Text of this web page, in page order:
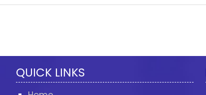
QUICK LINKS